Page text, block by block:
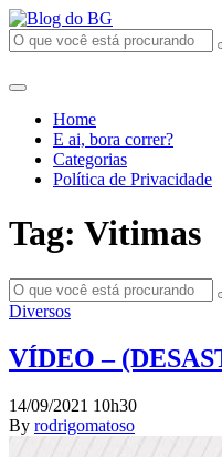
Home
E ai, bora correr?
Categorias
Política de Privacidade
Tag: Vitimas
Diversos
VÍDEO –
14/09/2021 10h30
By rodrigomatoso